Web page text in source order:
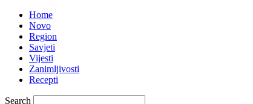
Home
Novo
Region
Savjeti
Vijesti
Zanimljivosti
Recepti
Search